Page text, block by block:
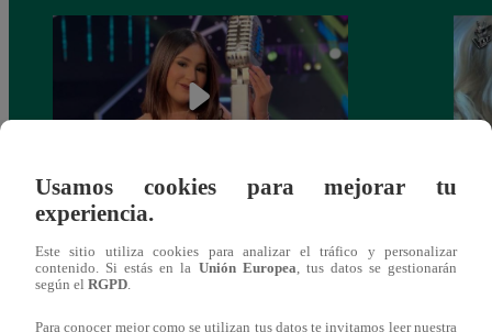
¡Imitadora de Laura Pausini se consagró
ganadora de Yo Soy: Nueva Generación!
Usamos cookies para mejorar tu
experiencia.
Este sitio utiliza cookies para analizar el tráfico y personalizar
contenido. Si estás en la Unión Europea, tus datos se gestionarán
según el RGPD.
Para conocer mejor como se utilizan tus datos te invitamos leer nuestra